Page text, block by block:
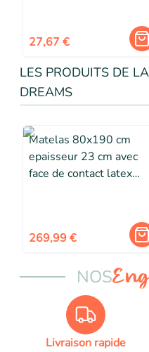
27,67 €
LES PRODUITS DE
DREAMS
Matelas 80x190 cm
epaisseur 23 cm avec
face de contact latex
Compatible Sommiers
Articuls - Sout
269,99 €
NOS
Livraison rapide